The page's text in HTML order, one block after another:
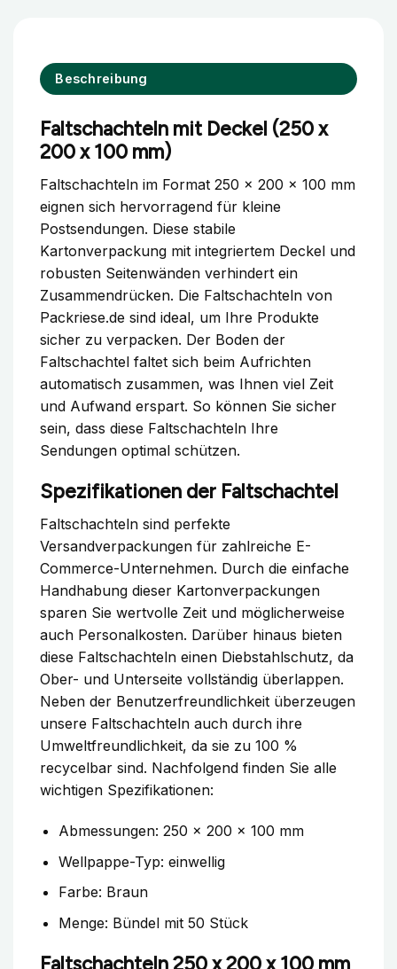
Beschreibung
Faltschachteln mit Deckel (250 x
200 x 100 mm)
Faltschachteln im Format 250 x 200 x 100 mm
eignen sich hervorragend für kleine
Postsendungen. Diese stabile
Kartonverpackung mit integriertem Deckel und
robusten Seitenwänden verhindert ein
Zusammendrücken. Die Faltschachteln von
Packriese.de sind ideal, um Ihre Produkte
sicher zu verpacken. Der Boden der
Faltschachtel faltet sich beim Aufrichten
automatisch zusammen, was Ihnen viel Zeit
und Aufwand erspart. So können Sie sicher
sein, dass diese Faltschachteln Ihre
Sendungen optimal schützen.
Spezifikationen der Faltschachtel
Faltschachteln sind perfekte
Versandverpackungen für zahlreiche E-
Commerce-Unternehmen. Durch die einfache
Handhabung dieser Kartonverpackungen
sparen Sie wertvolle Zeit und möglicherweise
auch Personalkosten. Darüber hinaus bieten
diese Faltschachteln einen Diebstahlschutz, da
Ober- und Unterseite vollständig überlappen.
Neben der Benutzerfreundlichkeit überzeugen
unsere Faltschachteln auch durch ihre
Umweltfreundlichkeit, da sie zu 100 %
recycelbar sind. Nachfolgend finden Sie alle
wichtigen Spezifikationen:
Abmessungen: 250 x 200 x 100 mm
Wellpappe-Typ: einwellig
Farbe: Braun
Menge: Bündel mit 50 Stück
Faltschachteln 250 x 200 x 100 mm